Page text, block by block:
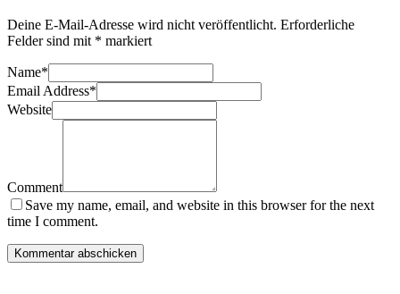
Deine E-Mail-Adresse wird nicht veröffentlicht. Erforderliche
Felder sind mit * markiert
Name*
Email Address*
Website
Comment
Save my name, email, and website in this browser for the next
time I comment.